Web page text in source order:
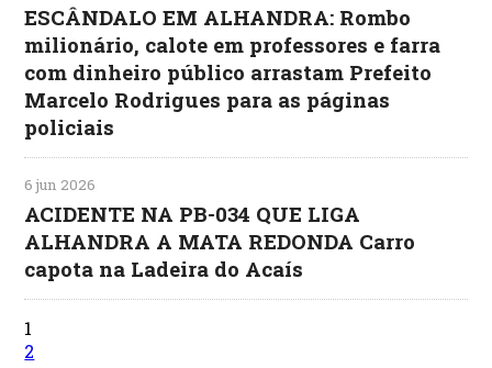
ESCÂNDALO EM ALHANDRA: Rombo
milionário, calote em professores e farra
com dinheiro público arrastam Prefeito
Marcelo Rodrigues para as páginas
policiais
6 jun 2026
ACIDENTE NA PB-034 QUE LIGA
ALHANDRA A MATA REDONDA Carro
capota na Ladeira do Acaís
1
2